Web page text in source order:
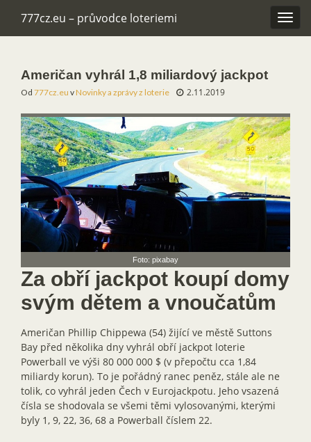
777cz.eu – průvodce loteriemi
Američan vyhrál 1,8 miliardový jackpot
Od 777cz.eu vNovinky a zprávy z loterie 2.11.2019
Foto: pixabay
Za obří jackpot koupí domy
svým dětem a vnoučatům
Američan Phillip Chippewa (54) žijící ve městě Suttons
Bay před několika dny vyhrál obří jackpot loterie
Powerball ve výši 80 000 000 $ (v přepočtu cca 1,84
miliardy korun). To je pořádný ranec peněz, stále ale ne
tolik, co vyhrál jeden Čech v Eurojackpotu. Jeho vsazená
čísla se shodovala se všemi těmi vylosovanými, kterými
byly 1, 9, 22, 36, 68 a Powerball číslem 22.